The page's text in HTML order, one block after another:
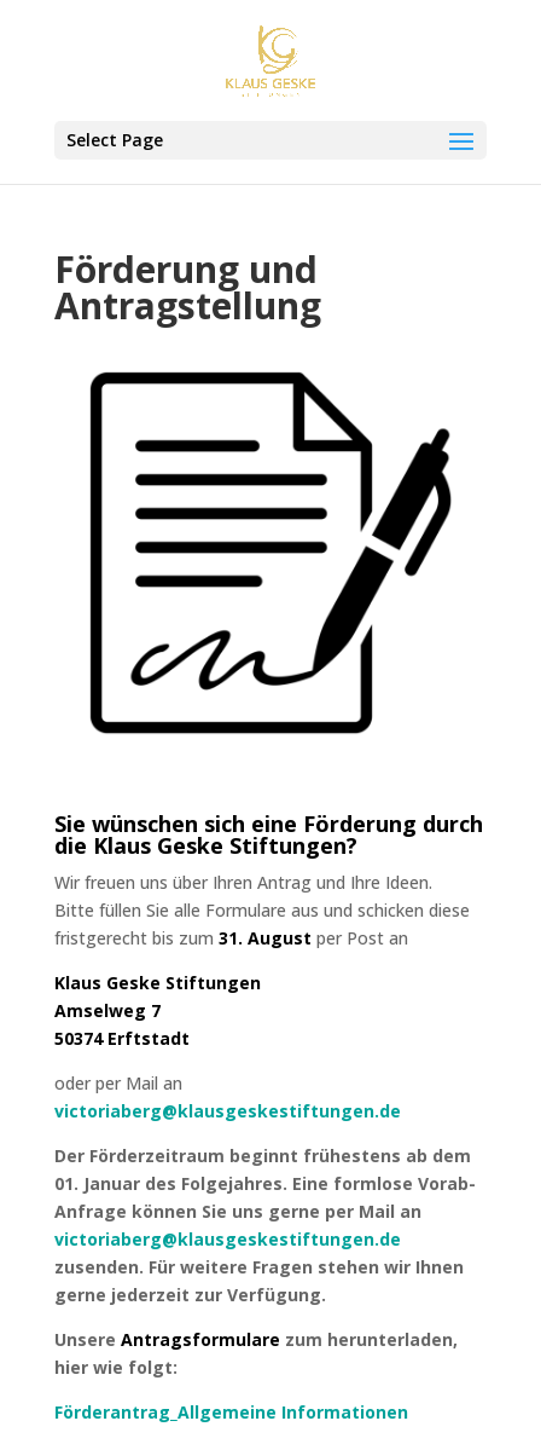
Select Page
Förderung und
Antragstellung
Sie wünschen sich eine Förderung durch
die Klaus Geske Stiftungen?
Wir freuen uns über Ihren Antrag und Ihre Ideen.
Bitte füllen Sie alle Formulare aus und schicken diese
fristgerecht bis zum 31. August per Post an
Klaus Geske Stiftungen
Amselweg 7
50374 Erftstadt
oder per Mail an
victoriaberg@klausgeskestiftungen.de
Der Förderzeitraum beginnt frühestens ab dem
01. Januar des Folgejahres. Eine formlose Vorab-
Anfrage können Sie uns gerne per Mail an
victoriaberg@klausgeskestiftungen.de
zusenden. Für weitere Fragen stehen wir Ihnen
gerne jederzeit zur Verfügung.
Unsere Antragsformulare zum herunterladen,
hier wie folgt:
Förderantrag_Allgemeine Informationen